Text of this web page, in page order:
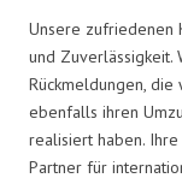
Unsere zufriedenen
und Zuverlässigkeit.
Rückmeldungen,
ebenfalls ihren
realisiert haben.
Partner für